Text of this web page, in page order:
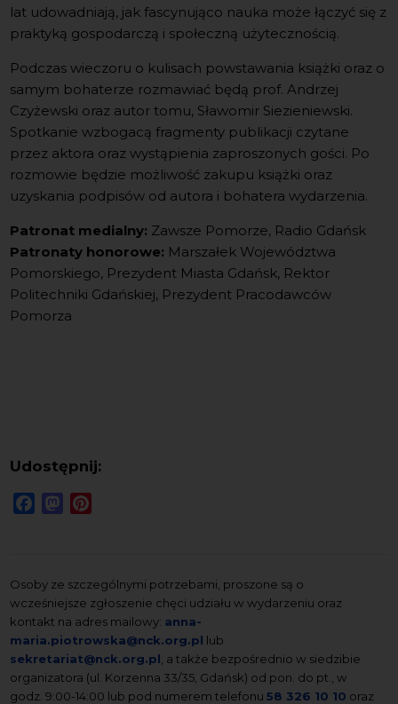
lat udowadniają, jak fascynująco nauka może łączyć się z
praktyką gospodarczą i społeczną użytecznością.
Podczas wieczoru o kulisach powstawania książki oraz o
samym bohaterze rozmawiać będą prof. Andrzej
Czyżewski oraz autor tomu, Sławomir Siezieniewski.
Spotkanie wzbogacą fragmenty publikacji czytane
przez aktora oraz wystąpienia zaproszonych gości. Po
rozmowie będzie możliwość zakupu książki oraz
uzyskania podpisów od autora i bohatera wydarzenia.
Patronat medialny: Zawsze Pomorze, Radio Gdańsk
Patronaty honorowe: Marszałek Województwa
Pomorskiego, Prezydent Miasta Gdańsk, Rektor
Politechniki Gdańskiej, Prezydent Pracodawców
Pomorza
Udostępnij:
FacebookMastodon
Osoby ze szczególnymi potrzebami, proszone są o
wcześniejsze zgłoszenie chęci udziału w wydarzeniu oraz
kontakt na adres mailowy: anna-
maria.piotrowska@nck.org.pl lub
sekretariat@nck.org.pl , a także bezpośrednio w siedzibie
organizatora (ul. Korzenna 33/35, Gdańsk) od pon. do pt., w
godz. 9:00-14:00 lub pod numerem telefonu58 326 10 10 oraz